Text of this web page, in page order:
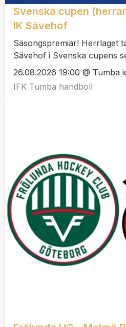
Svenska cupen
IK Sävehof
Säsongspremiär! Herrlaget
Sävehof i Svenska cupens
26.08.2026 19:00 @ Tumba
IFK Tumba handboll